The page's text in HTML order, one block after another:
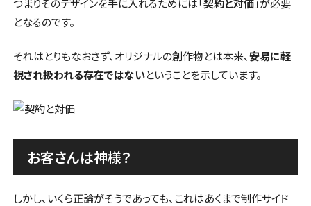
つまりそのデザインを手に入れるためには「契約と対価 」が必要
となるのです。
それはとりもなおさず、オリジナルの創作物とは本来、安易に軽
視され扱われる存在ではないということを示しています。
お客さんは神様？
しかし、いくら正論がそうであっても、これはあくまで制作サイド